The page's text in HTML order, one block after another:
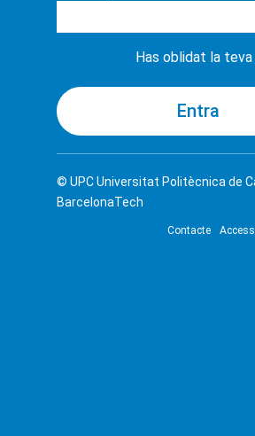
Has oblidat la
© UPCUniversitat Politècnica de
BarcelonaTech
Contacte